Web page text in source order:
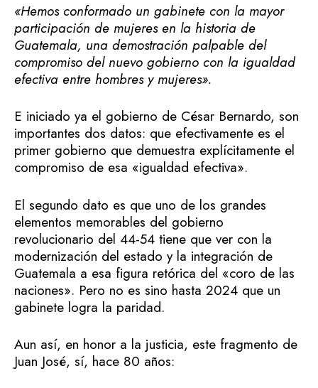
«Hemos conformado un gabinete con la mayor
participación de mujeres en la historia de
Guatemala, una demostración palpable del
compromiso del nuevo gobierno con la igualdad
efectiva entre hombres y mujeres».
E iniciado ya el gobierno de César Bernardo, son
importantes dos datos: que efectivamente es el
primer gobierno que demuestra explícitamente el
compromiso de esa «igualdad efectiva».
El segundo dato es que uno de los grandes
elementos memorables del gobierno
revolucionario del 44-54 tiene que ver con la
modernización del estado y la integración de
Guatemala a esa figura retórica del «coro de las
naciones». Pero no es sino hasta 2024 que un
gabinete logra la paridad.
Aun así, en honor a la justicia, este fragmento de
Juan José, sí, hace 80 años: